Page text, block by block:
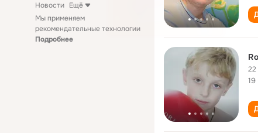
Новости Ещё
Мы применяем
рекомендательные технологии
Подробнее
22